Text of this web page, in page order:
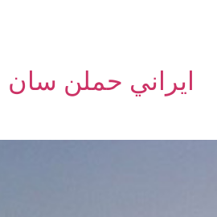
ايراني حملن